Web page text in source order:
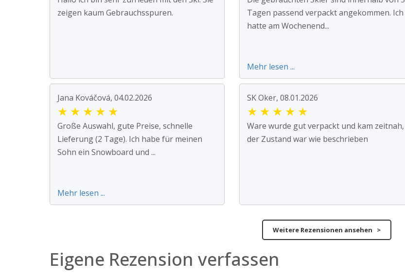
zeigen kaum Gebrauchsspuren.
Tagen passend verpackt angekommen. Ich
hatte am Wochenend...
Mehr lesen ...
Jana Kováčová, 04.02.2026
★ ★ ★ ★ ★
Große Auswahl, gute Preise, schnelle
Lieferung (2 Tage). Ich habe für meinen
Sohn ein Snowboard und ...
Mehr lesen ...
SK Oker, 08.01.2026
★ ★ ★ ★ ★
Ware wurde gut verpackt und kam zeitnah,
der Zustand war wie beschrieben
Weitere Rezensionen ansehen >
Eigene Rezension verfassen